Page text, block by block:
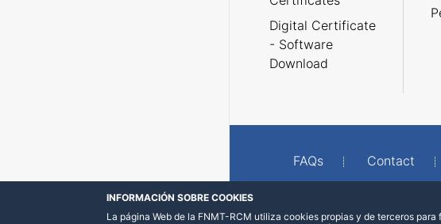
Digital Certificate
- Software
Download
FAQs Contact
INFORMACIÓN SOBRE COOKIES
La página Web de la FNMT-RCM utiliza cookies propias y de terceros